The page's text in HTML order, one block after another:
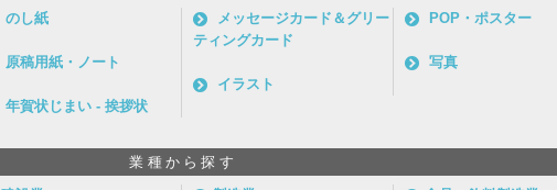
のし紙
原稿用紙・ノート
年賀状じまい - 挨拶状
メッセージカード＆グリー
ティングカード
イラスト
POP・ポスター
写真
業種から探す